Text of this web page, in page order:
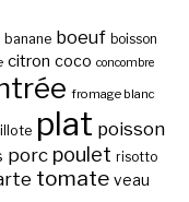
banane boeuf boisson
citron coco concombre
fromage blanc
plat poisson
porc poulet risotto
tomate veau